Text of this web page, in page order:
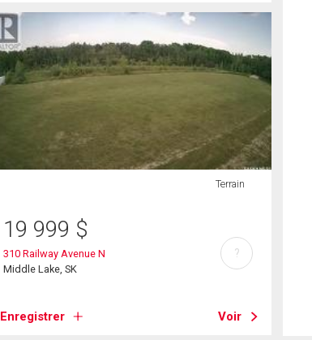
Terrain
19 999 $
310 Railway Avenue N
Middle Lake, SK
Enregistrer Voir
?